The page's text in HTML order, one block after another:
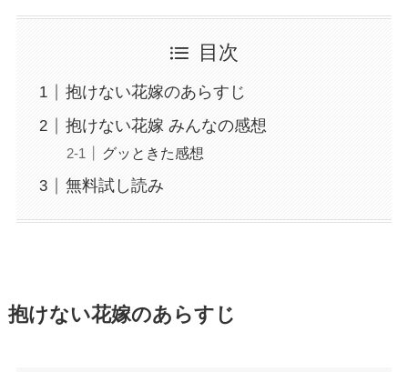
目次
抱けない花嫁のあらすじ
抱けない花嫁 みんなの感想
グッときた感想
無料試し読み
抱けない花嫁のあらすじ